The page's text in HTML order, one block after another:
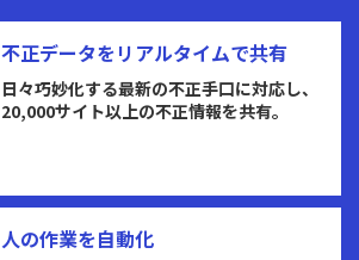
不正データをリアルタイムで共有
日々巧妙化する最新の不正手口に対応し、
20,000サイト以上の不正情報を共有。
人の作業を自動化